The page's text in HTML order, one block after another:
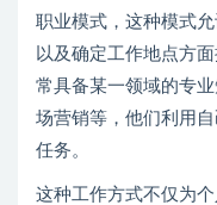
职业模式，这种模式
以及确定工作地点方
常具备某一领域的专
场营销等，他们利用
任务。
这种工作方式不仅为